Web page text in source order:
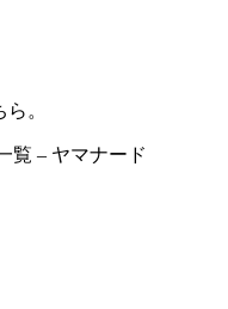
。
覧 – ヤマナード